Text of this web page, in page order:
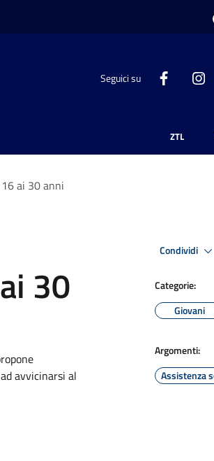
Seguici su
ZTL
ai 30 anni
30
avvicinarsi al
Condividi
Categorie:
Giovani
Argomenti:
Assistenza